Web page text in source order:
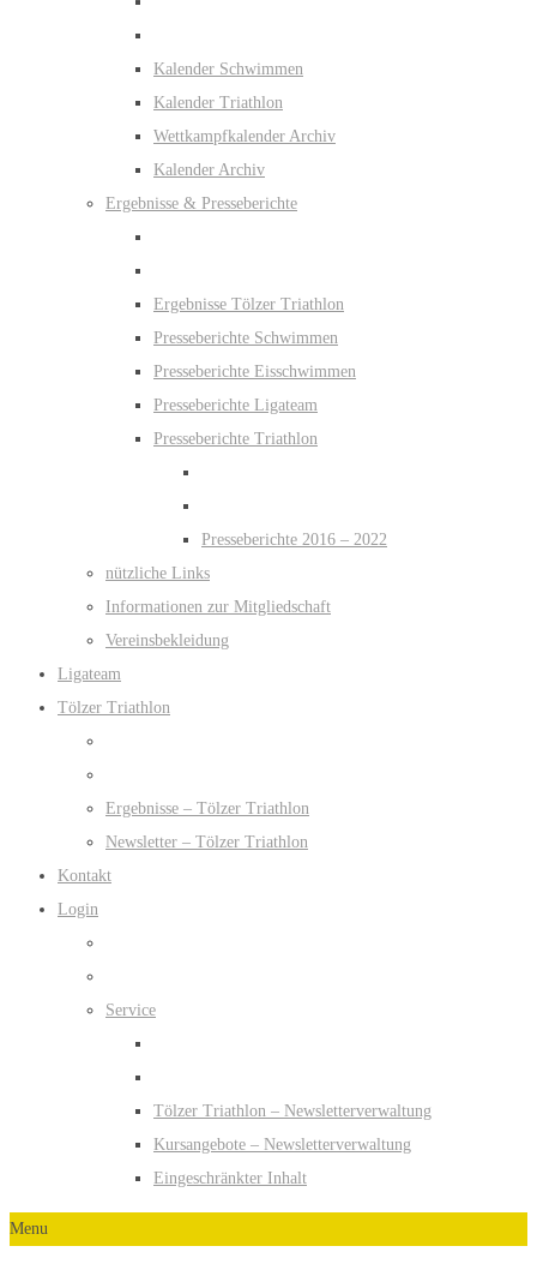
Kalender Schwimmen
Kalender Triathlon
Wettkampfkalender Archiv
Kalender Archiv
Ergebnisse & Presseberichte
Ergebnisse Tölzer Triathlon
Presseberichte Schwimmen
Presseberichte Eisschwimmen
Presseberichte Ligateam
Presseberichte Triathlon
Presseberichte 2016 – 2022
nützliche Links
Informationen zur Mitgliedschaft
Vereinsbekleidung
Ligateam
Tölzer Triathlon
Ergebnisse – Tölzer Triathlon
Newsletter – Tölzer Triathlon
Kontakt
Login
Service
Tölzer Triathlon – Newsletterverwaltung
Kursangebote – Newsletterverwaltung
Eingeschränkter Inhalt
Menu